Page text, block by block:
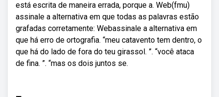
está escrita de maneira errada, porque a. Web(fmu)
assinale a alternativa em que todas as palavras estão
grafadas corretamente: Webassinale a alternativa em
que há erro de ortografia. “meu catavento tem dentro, o
que há do lado de fora do teu girassol. ”. “você ataca
de fina. ”. “mas os dois juntos se.